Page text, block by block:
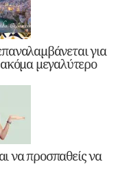
για
ακόμα μεγαλύτερο
να προσπαθείς να